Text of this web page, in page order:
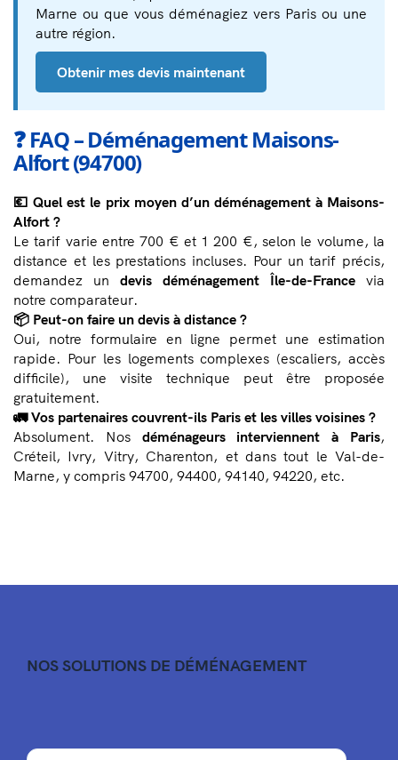
Marne ou que vous déménagiez vers Paris ou une
autre région.
Obtenir mes devis maintenant
❓ FAQ – Déménagement Maisons-
Alfort (94700)
💶 Quel est le prix moyen d’un déménagement à Maisons-
Alfort ?
Le tarif varie entre 700 € et 1 200 €, selon le volume, la
distance et les prestations incluses. Pour un tarif précis,
demandez un devis déménagement Île-de-France via
notre comparateur.
📦 Peut-on faire un devis à distance ?
Oui, notre formulaire en ligne permet une estimation
rapide. Pour les logements complexes (escaliers, accès
difficile), une visite technique peut être proposée
gratuitement.
🚛 Vos partenaires couvrent-ils Paris et les villes voisines ?
Absolument. Nos déménageurs interviennent à Paris,
Créteil, Ivry, Vitry, Charenton, et dans tout le Val-de-
Marne, y compris 94700, 94400, 94140, 94220, etc.
NOS SOLUTIONS DE DÉMÉNAGEMENT